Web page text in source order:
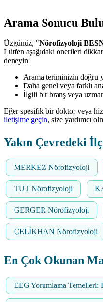
Arama Sonucu
Üzgünüz, "Nörofizyoloji
Lütfen aşağıdaki önerileri
deneyin:
Arama teriminizin doğru
Daha genel veya farklı
İlgili bir branş veya
Eğer spesifik bir doktor veya
iletişime geçin, size yardımcı
Yakın Çevredeki
MERKEZ Nörofizyoloji
TUT Nörofizyoloji
GERGER Nörofizyoloji
ÇELİKHAN Nörofizyoloji
En Çok Okunan
EEG Yorumlama Temelleri: